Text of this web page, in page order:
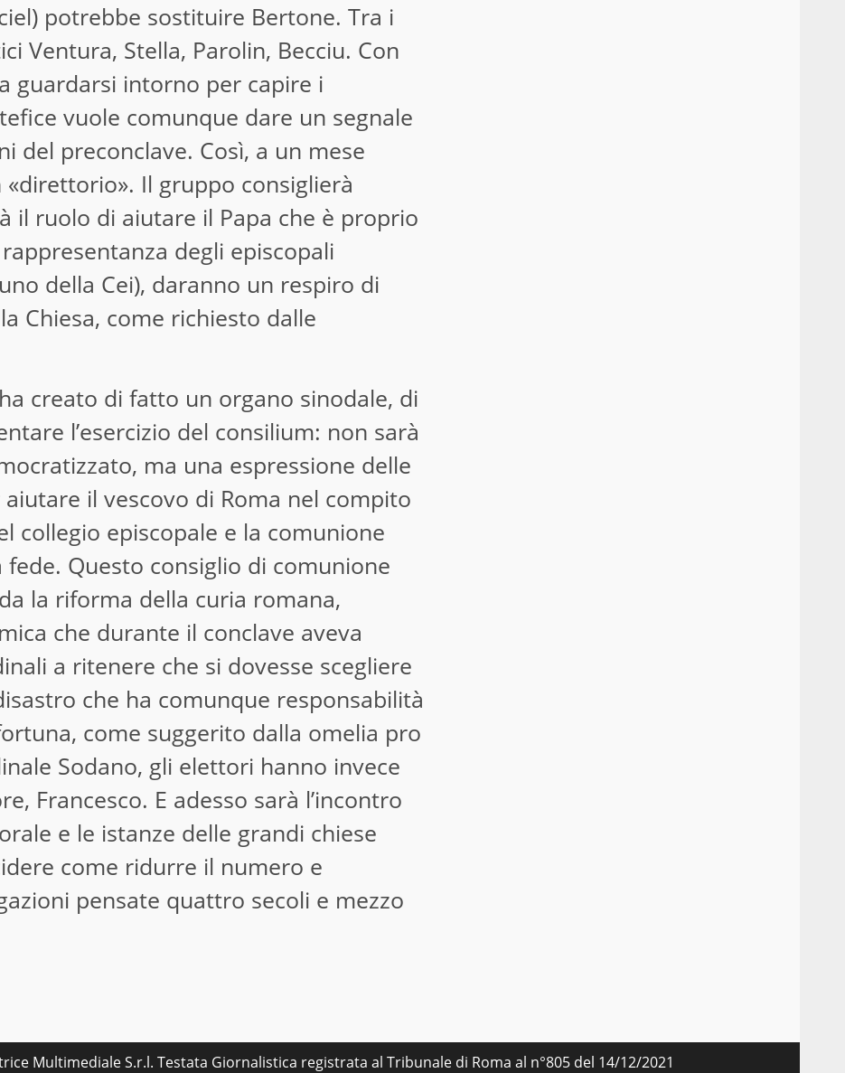
potrebbe sostituire Bertone. Tra i
Ventura, Stella, Parolin, Becciu. Con
guardarsi intorno per capire i
vuole comunque dare un segnale
del preconclave. Così, a un mese
«direttorio». Il gruppo consiglierà
il ruolo di aiutare il Papa che è proprio
degli episcopali
della Cei), daranno un respiro di
Chiesa, come richiesto dalle
creato di fatto un organo sinodale, di
l’esercizio del consilium: non sarà
ma una espressione delle
il vescovo di Roma nel compito
collegio episcopale e la comunione
fede. Questo consiglio di comunione
la riforma della curia romana,
che durante il conclave aveva
a ritenere che si dovesse scegliere
che ha comunque responsabilità
come suggerito dalla omelia pro
Sodano, gli elettori hanno invece
Francesco. E adesso sarà l’incontro
e le istanze delle grandi chiese
come ridurre il numero e
pensate quattro secoli e mezzo
Multimediale S.r.l. Testata Giornalistica registrata al Tribunale di Roma al n°805 del 14/12/2021